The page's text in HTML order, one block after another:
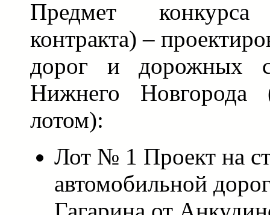
Предмет конкурса
контракта) –
дорог и дорожных
Нижнего Новгорода
лотом):
Лот № 1 Проект на
автомобильной